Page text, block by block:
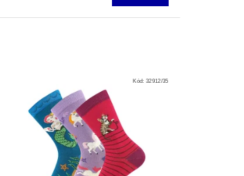
Kód:32912/35